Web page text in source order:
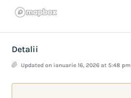
Detalii
Updated on ianuarie 16, 2026 at 5:48 pm